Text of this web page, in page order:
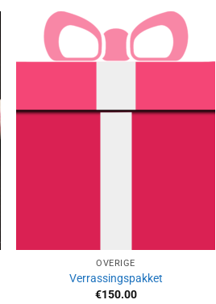
Aan
OVERIGE
Verrassingspakket
€150.00